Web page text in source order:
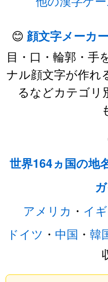
😊 顔文字メーカ
目・口・輪郭・手
ナル顔文字が作れ
るなどカテゴリ
世界164ヵ国の地
アメリカ ・ イ
ドイツ ・ 中国 ・ 韓